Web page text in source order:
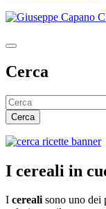
Cerca
Cerca
I cereali in
I cerealisono uno dei